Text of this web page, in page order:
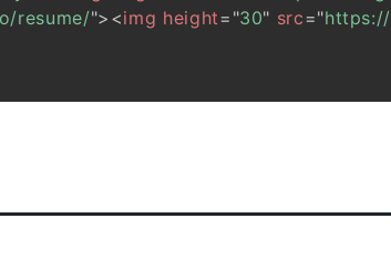
resume/"> <img height= "30" src="